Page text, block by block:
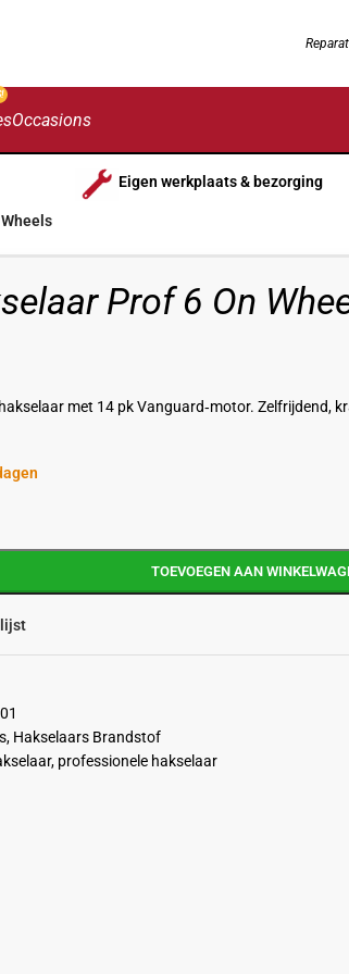
Occasions
Eigen werkplaats & bezorging
Prof 6 On
met 14 pk Vanguard‑motor. Zelfrijdend,
TOEVOEGEN AAN
, Hakselaars Brandstof
, professionele hakselaar